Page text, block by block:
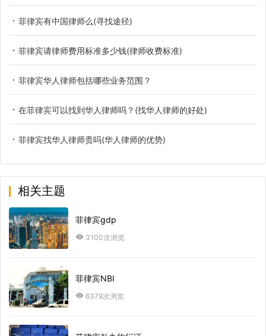
菲律宾有中国律师么(寻找途径)
菲律宾请律师费用标准多少钱(律师收费标准)
菲律宾华人律师包括哪些业务范围？
在菲律宾可以找到华人律师吗？(找华人律师的好处)
菲律宾找华人律师贵吗(华人律师的优势)
相关主题
菲律宾gdp
3100次浏览
菲律宾NBI
6379次浏览